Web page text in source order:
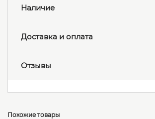
Наличие
Доставка и оплата
Отзывы
Похожие товары